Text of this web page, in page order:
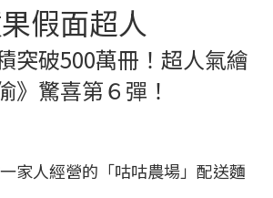
假面超人
突破500萬冊！超人氣繪
》驚喜第６彈！
家人經營的「咕咕農場」配送麵